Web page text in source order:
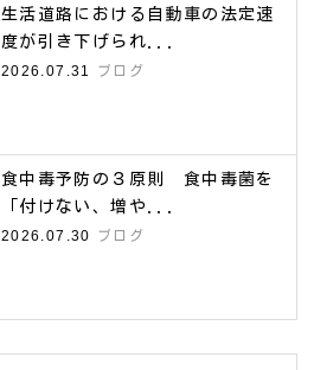
生活道路における自動車の法定速
度が引き下げられ...
2026.07.31
ブログ
食中毒予防の３原則 食中毒菌を
「付けない、増や...
2026.07.30
ブログ